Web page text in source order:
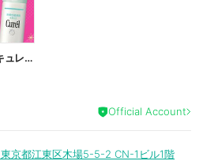
2026.3.1-2026.8.31【花王】キュレル現品プレゼントレシート応募キャンペーン
Official Account
東京都江東区木場5-5-2 CN-1ビル1階